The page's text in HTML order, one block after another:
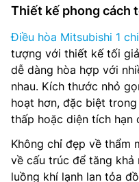
Thiết kế phong cách
Điều hòa Mitsubishi 1
tượng với thiết kế tối
dễ dàng hòa hợp với
nhau. Kích thước nhỏ
hoạt hơn, đặc biệt
thấp hoặc diện tích hạn
Không chỉ đẹp về thẩm
về cấu trúc để tăng
luồng khí lạnh lan tỏa